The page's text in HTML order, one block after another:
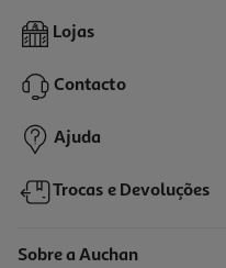
Frigorífico Americano Haier
749,99 €
Lojas
Contacto
Ajuda
Trocas e Devoluções
Sobre a Auchan